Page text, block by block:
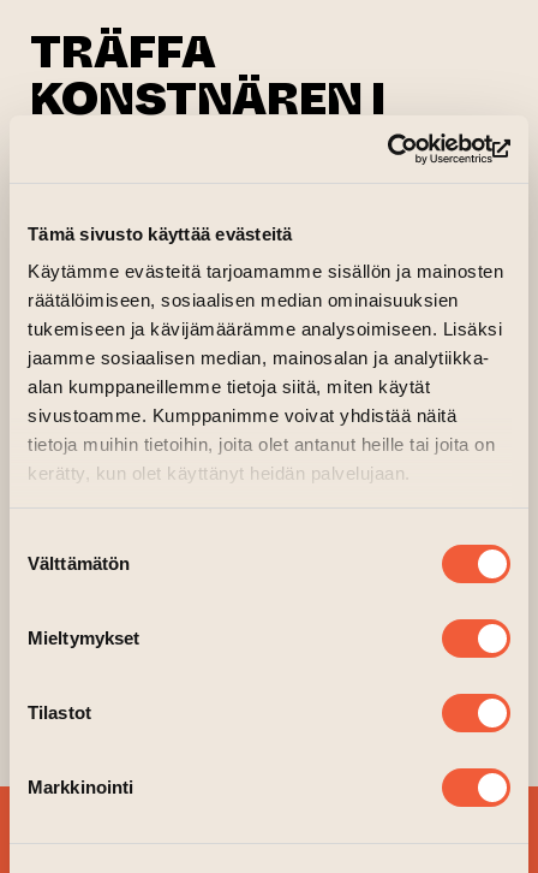
Tämä sivusto käyttää evästeitä
Käytämme evästeitä tarjoamamme sisällön ja mainosten
räätälöimiseen, sosiaalisen median ominaisuuksien
tukemiseen ja kävijämäärämme analysoimiseen. Lisäksi
jaamme sosiaalisen median, mainosalan ja analytiikka-
alan kumppaneillemme tietoja siitä, miten käytät
sivustoamme. Kumppanimme voivat yhdistää näitä
tietoja muihin tietoihin, joita olet antanut heille tai joita on
kerätty, kun olet käyttänyt heidän palvelujaan.
valinta
Välttämätön
Mieltymykset
Tilastot
Markkinointi
TRÄFFA
KONSTNÄREN I
RIIKKA KUPSALA
23.08.2024 kl. 11.00—14.30
24.08.2024 kl. 11.00—14.30
Huvudsal, 2 våning, Fabrik
Träffa konstnärerna i Överflöd III utställning.
Riikka Kupsala är på plats 23.8. kl 11-14.30 och
24.8. kl 11-14.30.
BESTÄLL VÅRT